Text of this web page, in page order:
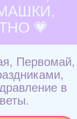
💗
Первомай,
в